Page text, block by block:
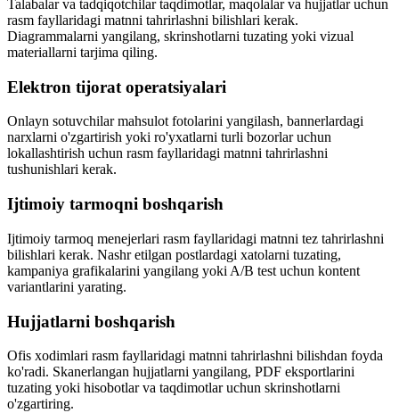
Talabalar va tadqiqotchilar taqdimotlar, maqolalar va hujjatlar uchun
rasm fayllaridagi matnni tahrirlashni bilishlari kerak.
Diagrammalarni yangilang, skrinshotlarni tuzating yoki vizual
materiallarni tarjima qiling.
Elektron tijorat operatsiyalari
Onlayn sotuvchilar mahsulot fotolarini yangilash, bannerlardagi
narxlarni o'zgartirish yoki ro'yxatlarni turli bozorlar uchun
lokallashtirish uchun rasm fayllaridagi matnni tahrirlashni
tushunishlari kerak.
Ijtimoiy tarmoqni boshqarish
Ijtimoiy tarmoq menejerlari rasm fayllaridagi matnni tez tahrirlashni
bilishlari kerak. Nashr etilgan postlardagi xatolarni tuzating,
kampaniya grafikalarini yangilang yoki A/B test uchun kontent
variantlarini yarating.
Hujjatlarni boshqarish
Ofis xodimlari rasm fayllaridagi matnni tahrirlashni bilishdan foyda
ko'radi. Skanerlangan hujjatlarni yangilang, PDF eksportlarini
tuzating yoki hisobotlar va taqdimotlar uchun skrinshotlarni
o'zgartiring.